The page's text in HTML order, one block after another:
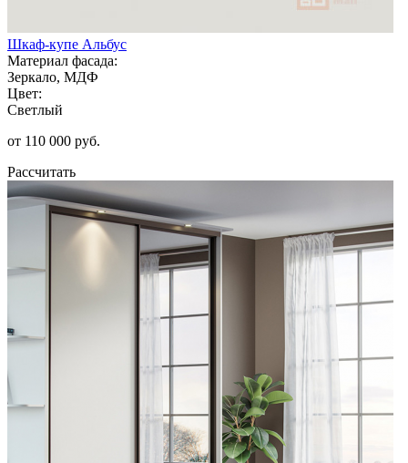
Шкаф-купе Альбус
Материал фасада:
Зеркало, МДФ
Цвет:
Светлый
от 110 000 руб.
Рассчитать